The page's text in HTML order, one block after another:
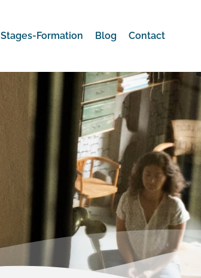
Stages-Formation Blog Contact